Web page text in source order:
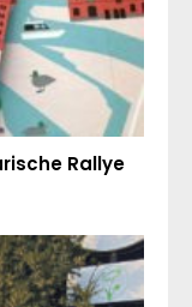
Rallye